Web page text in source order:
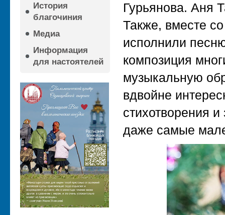
История
благочиния
Медиа
Информация
для настоятелей
Гурьянова. Аня
Также, вместе
исполнили
композиция
музыкальную
вдвойне
стихотворения
даже самые